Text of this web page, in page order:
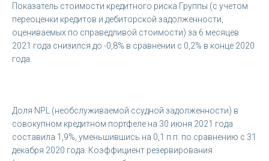
Показатель стоимости кредитного риска Группы (с учетом
переоценки кредитов и дебиторской задолженности,
оцениваемых по справедливой стоимости) за 6 месяцев
2021 года снизился до -0,8% в сравнении с 0,2% в конце 2020
года.
Доля NPL (необслуживаемой ссудной задолженности) в
совокупном кредитном портфеле на 30 июня 2021 года
составила 1,9%, уменьшившись на 0,1 п.п. по сравнению с 31
декабря 2020 года. Коэффициент резервирования